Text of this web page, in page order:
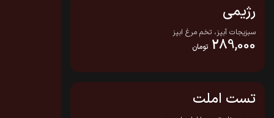
رژیمی
سبزیجات آبپز، تخم مرغ ابپز
289,000 تومان
تست املت